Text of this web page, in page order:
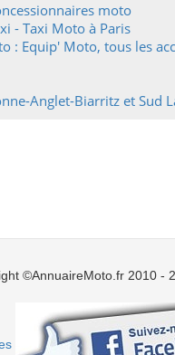
moto
- Taxi Moto à Paris
: Equip' Moto, tous les
Anglet-Biarritz et Sud
©AnnuaireMoto.fr 2010 -